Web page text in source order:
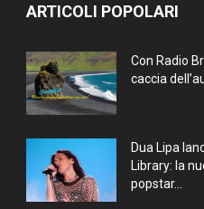
ARTICOLI POPOLARI
Con Radio
caccia
Dua Lipa
Library: la
popstar...